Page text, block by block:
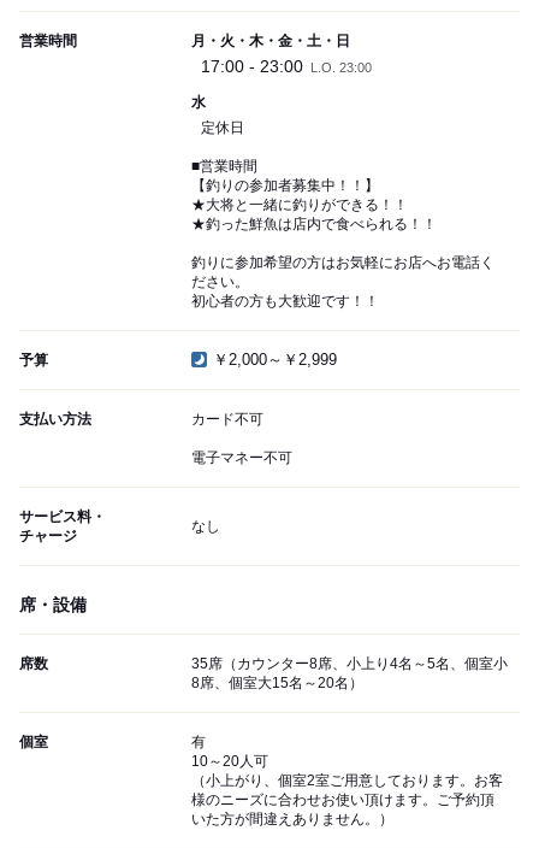
営業時間 月・火・木・金・土・日
17:00 - 23:00 L.O. 23:00
水
定休日
■営業時間
【釣りの参加者募集中！！】
★大将と一緒に釣りができる！！
★釣った鮮魚は店内で食べられる！！
釣りに参加希望の方はお気軽にお店へお電話く
ださい。
初心者の方も大歓迎です！！
予算 ￥2,000～￥2,999
支払い方法 カード不可
電子マネー不可
サービス料・
チャージ
なし
席・設備
席数
35席（カウンター8席、小上り4名～5名、個室小
8席、個室大15名～20名）
個室
有
10～20人可
（小上がり、個室2室ご用意しております。お客
様のニーズに合わせお使い頂けます。ご予約頂
いた方が間違えありません。）